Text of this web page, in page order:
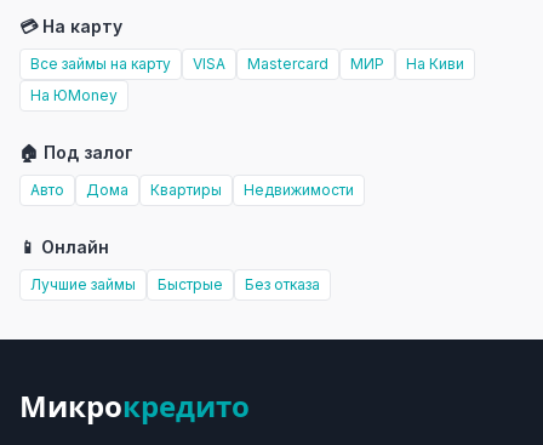
💳 На карту
Все займы на карту VISA Mastercard МИР
На Киви
На ЮMoney
🏠 Под залог
Авто Дома Квартиры Недвижимости
📱 Онлайн
Лучшие займы Быстрые Без отказа
Микрокредито